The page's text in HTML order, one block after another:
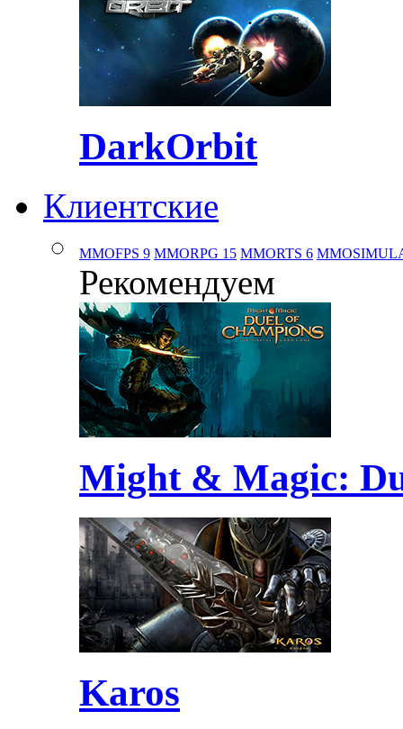
DarkOrbit
Клиентские
MMOFPS 9 MMORPG 15 MMORTS 6
Рекомендуем
Might & Magic:
Karos